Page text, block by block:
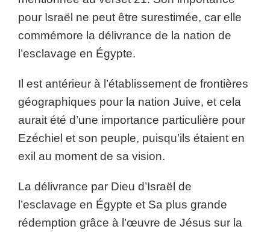
pour Israël ne peut être surestimée, car elle
commémore la délivrance de la nation de
l’esclavage en Égypte.
Il est antérieur à l’établissement de frontières
géographiques pour la nation Juive, et cela
aurait été d’une importance particulière pour
Ezéchiel et son peuple, puisqu’ils étaient en
exil au moment de sa vision.
La délivrance par Dieu d’Israël de
l’esclavage en Égypte et Sa plus grande
rédemption grâce à l’œuvre de Jésus sur la